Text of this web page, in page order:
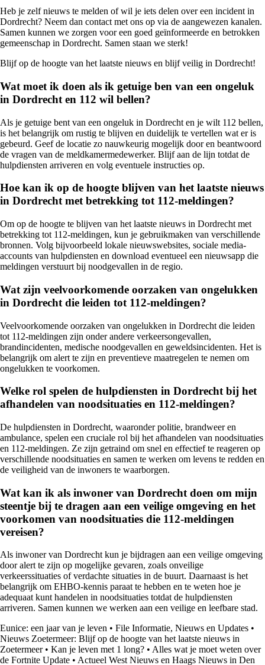
Heb je zelf nieuws te melden of wil je iets delen over een incident in
Dordrecht? Neem dan contact met ons op via de aangewezen kanalen.
Samen kunnen we zorgen voor een goed geïnformeerde en betrokken
gemeenschap in Dordrecht. Samen staan we sterk!
Blijf op de hoogte van het laatste nieuws en blijf veilig in Dordrecht!
Wat moet ik doen als ik getuige ben van een ongeluk
in Dordrecht en 112 wil bellen?
Als je getuige bent van een ongeluk in Dordrecht en je wilt 112 bellen,
is het belangrijk om rustig te blijven en duidelijk te vertellen wat er is
gebeurd. Geef de locatie zo nauwkeurig mogelijk door en beantwoord
de vragen van de meldkamermedewerker. Blijf aan de lijn totdat de
hulpdiensten arriveren en volg eventuele instructies op.
Hoe kan ik op de hoogte blijven van het laatste nieuws
in Dordrecht met betrekking tot 112-meldingen?
Om op de hoogte te blijven van het laatste nieuws in Dordrecht met
betrekking tot 112-meldingen, kun je gebruikmaken van verschillende
bronnen. Volg bijvoorbeeld lokale nieuwswebsites, sociale media-
accounts van hulpdiensten en download eventueel een nieuwsapp die
meldingen verstuurt bij noodgevallen in de regio.
Wat zijn veelvoorkomende oorzaken van ongelukken
in Dordrecht die leiden tot 112-meldingen?
Veelvoorkomende oorzaken van ongelukken in Dordrecht die leiden
tot 112-meldingen zijn onder andere verkeersongevallen,
brandincidenten, medische noodgevallen en geweldsincidenten. Het is
belangrijk om alert te zijn en preventieve maatregelen te nemen om
ongelukken te voorkomen.
Welke rol spelen de hulpdiensten in Dordrecht bij het
afhandelen van noodsituaties en 112-meldingen?
De hulpdiensten in Dordrecht, waaronder politie, brandweer en
ambulance, spelen een cruciale rol bij het afhandelen van noodsituaties
en 112-meldingen. Ze zijn getraind om snel en effectief te reageren op
verschillende noodsituaties en samen te werken om levens te redden en
de veiligheid van de inwoners te waarborgen.
Wat kan ik als inwoner van Dordrecht doen om mijn
steentje bij te dragen aan een veilige omgeving en het
voorkomen van noodsituaties die 112-meldingen
vereisen?
Als inwoner van Dordrecht kun je bijdragen aan een veilige omgeving
door alert te zijn op mogelijke gevaren, zoals onveilige
verkeerssituaties of verdachte situaties in de buurt. Daarnaast is het
belangrijk om EHBO-kennis paraat te hebben en te weten hoe je
adequaat kunt handelen in noodsituaties totdat de hulpdiensten
arriveren. Samen kunnen we werken aan een veilige en leefbare stad.
Eunice: een jaar van je leven • File Informatie, Nieuws en Updates •
Nieuws Zoetermeer: Blijf op de hoogte van het laatste nieuws in
Zoetermeer• Kan je leven met 1 long? • Alles wat je moet weten over
de Fortnite Update • Actueel West Nieuws en Haags Nieuws in Den